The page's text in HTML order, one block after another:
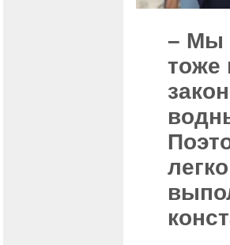
– Мы
тоже